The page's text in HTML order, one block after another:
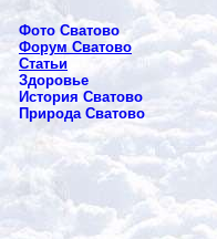
Фото Сватово
Форум Сватово
Статьи
Здоровье
История Сватово
Природа Сватово